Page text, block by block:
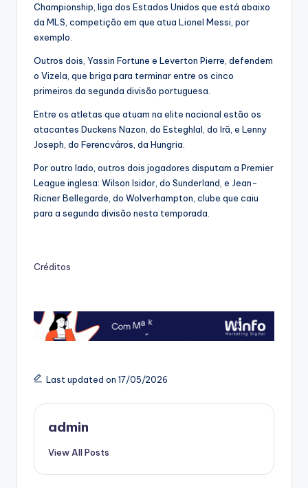
Championship, liga dos Estados Unidos que está abaixo
da MLS, competição em que atua Lionel Messi, por
exemplo.
Outros dois, Yassin Fortune e Leverton Pierre, defendem
o Vizela, que briga para terminar entre os cinco
primeiros da segunda divisão portuguesa.
Entre os atletas que atuam na elite nacional estão os
atacantes Duckens Nazon, do Esteghlal, do Irã, e Lenny
Joseph, do Ferencváros, da Hungria.
Por outro lado, outros dois jogadores disputam a Premier
League inglesa: Wilson Isidor, do Sunderland, e Jean-
Ricner Bellegarde, do Wolverhampton, clube que caiu
para a segunda divisão nesta temporada.
Créditos
Last updated on 17/05/2026
admin
View All Posts